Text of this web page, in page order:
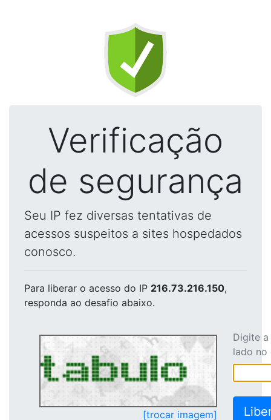
Verificação
de segurança
Seu IP fez diversas tentativas de
acessos suspeitos a sites hospedados
conosco.
Para liberar o acesso do IP 216.73.216.150,
responda ao desafio abaixo.
[trocar imagem]
Digite
lado no